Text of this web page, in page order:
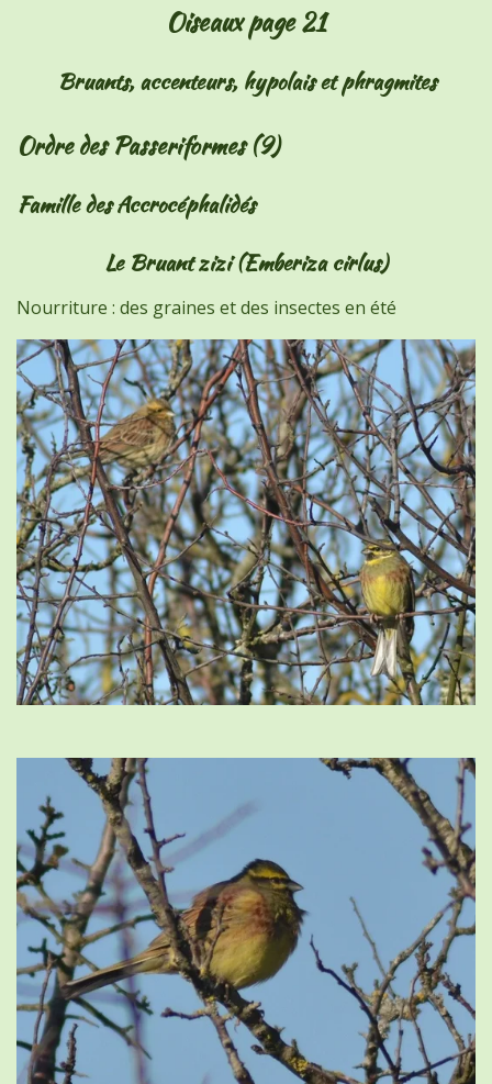
Oiseaux page 21
Bruants, accenteurs, hypolais et phragmites
Ordre des Passeriformes (9)
Famille des Accrocéphalidés
Le Bruant zizi (Emberiza cirlus)
Nourriture : des graines et des insectes en été